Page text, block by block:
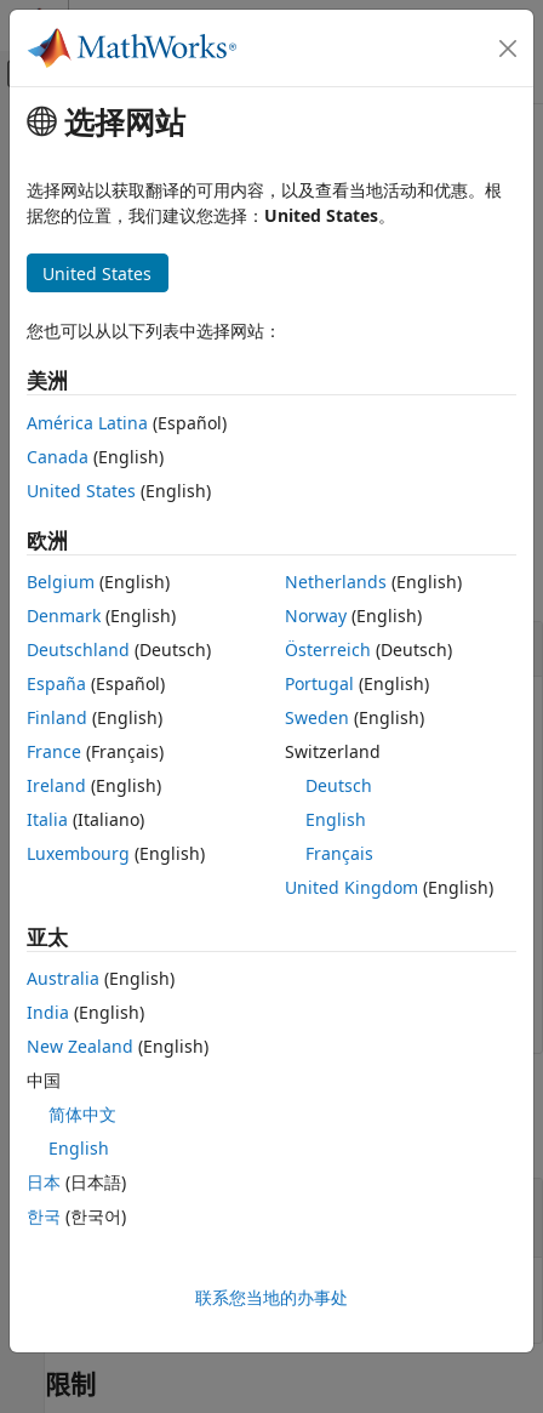
跳到内容
画布外导航菜单切换
文档主页
外部语言接口
将 COM 与 MATLAB 结合使用
在 MATLAB 中使用 COM 对象
本页内容
语法
描述
示例
输入参量
限制
版本历史记录
另请参阅
主要内容
iscom
确定输入是否为 COM 对象
全页折叠
语法
tf = iscom(c)
说明
如果
则，将返回逻辑值 ( false
示例
示例
全部折叠
测试是否为 COM 对象
测试Microsoft 应用程序的一个实例。MATLAB
，指示 Excel 应用程序是一个 COM 对象。
app = actxserver( 'Excel.Application'
iscom(app)
创建一个工作簿对象并进行测试。MATLAB 显示false
，指示
iscom(w)
输入参数
全部折叠
—
函数句柄
COM 对象，指定为函数句柄。
限制
选择网站
选择网站以获取翻译的可用内容，以及查看当地活动和优惠。根
据您的位置，我们建议您选择： United States。
United States
您也可以从以下列表中选择网站：
美洲
América Latina (Español)
Canada (English)
United States (English)
欧洲
Belgium (English)
Denmark (English)
Deutschland (Deutsch)
España (Español)
Finland (English)
France (Français)
Ireland (English)
Italia (Italiano)
Luxembourg (English)
Netherlands (English)
Norway(English)
Österreich (Deutsch)
Portugal (English)
Sweden (English)
Switzerland
Deutsch
English
Français
United Kingdom (English)
亚太
Australia (English)
India (English)
New Zealand (English)
中国
简体中文
English
日本 (日本語)
한국 (한국어)
联系您当地的办事处